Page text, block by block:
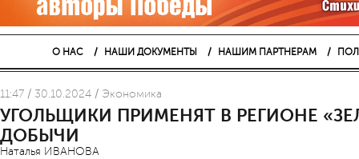
О НАС НАШИ ДОКУМЕНТЫ НАШИМ ПАРТНЕРАМ
11:47 / 30.10.2024 / Экономика
УГОЛЬЩИКИ ПРИМЕНЯТ В РЕГИОНЕ
ДОБЫЧИ
Наталья ИВАНОВА